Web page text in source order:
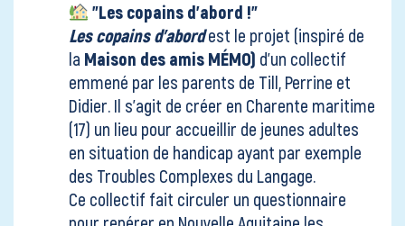
"Les copains d'abord !"
Les copains d’abord est le projet (inspiré de
la Maison des amis MÉMO) d'un collectif
emmené par les parents de Till, Perrine et
Didier. Il s'agit de créer en Charente maritime
(17) un lieu pour accueillir de jeunes adultes
en situation de handicap ayant par exemple
des Troubles Complexes du Langage.
Ce collectif fait circuler un questionnaire